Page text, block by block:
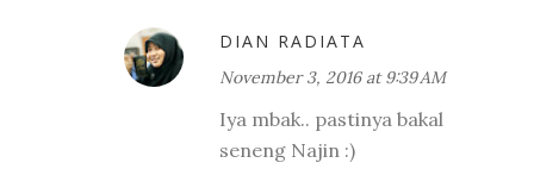
DIAN RADIATA
November 3, 2016 at 9:39 AM
Iya mbak.. pastinya bakal
seneng Najin :)